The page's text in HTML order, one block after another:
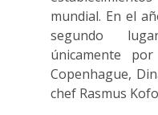
mundial. En el
segundo
únicamente
Copenhague,
chef Rasmus